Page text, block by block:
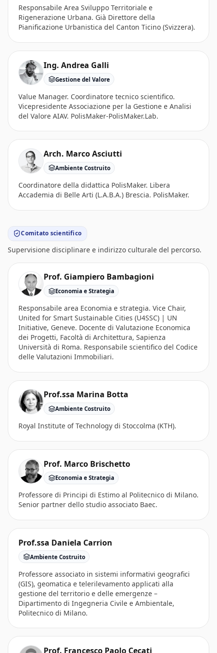
Responsabile Area Sviluppo Territoriale e
Rigenerazione Urbana. Già Direttore della
Pianificazione Urbanistica del Canton Ticino (Svizzera).
Ing. Andrea Galli
Gestione del Valore
Value Manager. Coordinatore tecnico scientifico.
Vicepresidente Associazione per la Gestione e Analisi
del Valore AIAV. PolisMaker-PolisMaker.Lab.
Arch. Marco Asciutti
Ambiente Costruito
Coordinatore della didattica PolisMaker. Libera
Accademia di Belle Arti (L.A.B.A.) Brescia. PolisMaker.
Comitato scientifico
Supervisione disciplinare e indirizzo culturale del percorso.
Prof. Giampiero Bambagioni
Economia e Strategia
Responsabile area Economia e strategia. Vice Chair,
United for Smart Sustainable Cities (U4SSC) | UN
Initiative, Geneve. Docente di Valutazione Economica
dei Progetti, Facoltà di Architettura, Sapienza
Università di Roma. Responsabile scientifico del Codice
delle Valutazioni Immobiliari.
Prof.ssa Marina Botta
Ambiente Costruito
Royal Institute of Technology di Stoccolma (KTH).
Prof. Marco Brischetto
Economia e Strategia
Professore di Principi di Estimo al Politecnico di Milano.
Senior partner dello studio associato Baec.
Prof.ssa Daniela Carrion
Ambiente Costruito
Professore associato in sistemi informativi geografici
(GIS), geomatica e telerilevamento applicati alla
gestione del territorio e delle emergenze –
Dipartimento di Ingegneria Civile e Ambientale,
Politecnico di Milano.
Prof. Francesco Paolo Cecati